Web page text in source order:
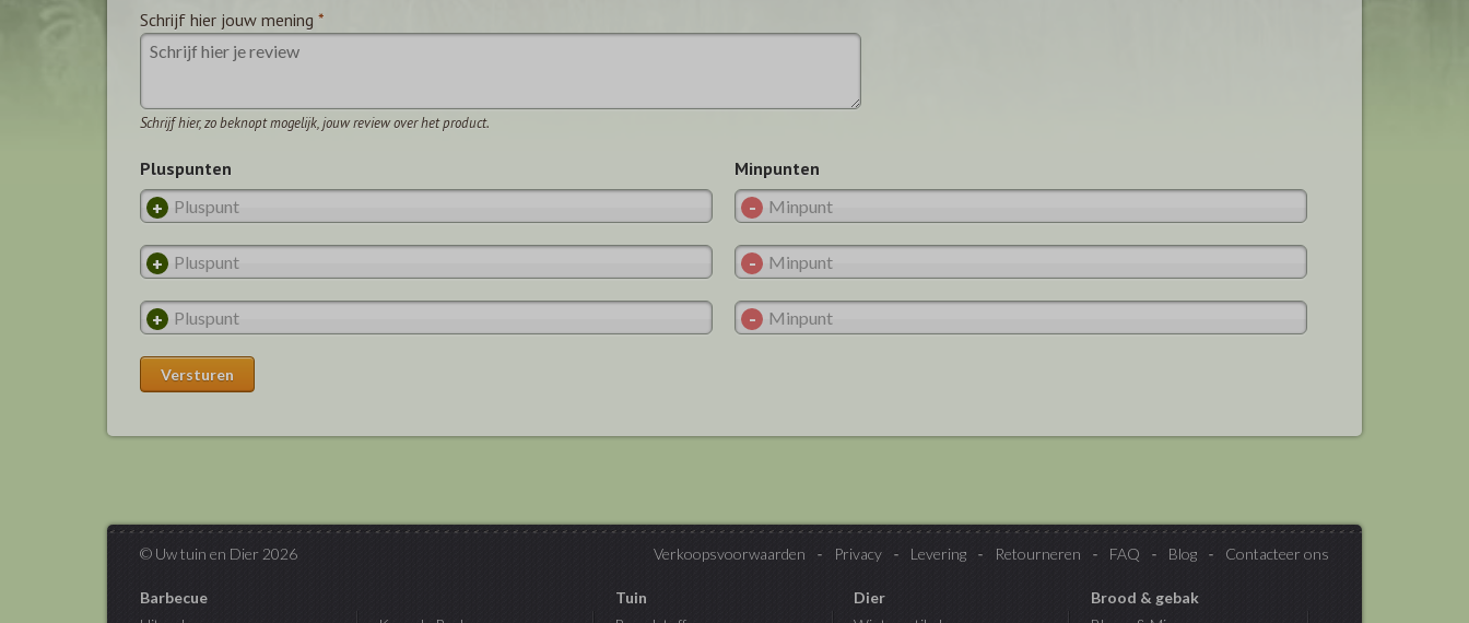
Schrijf hier jouw mening *
Schrijf hier, zo beknopt mogelijk, jouw review over het product.
Pluspunten Minpunten
© Uw tuin en Dier 2026 Verkoopsvoorwaarden Privacy Levering Retourneren FAQ Blog Contacteer ons
Barbecue
Tuin
Dier
Brood & gebak